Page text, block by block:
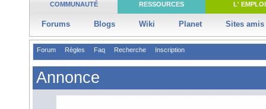
COMMUNAUTÉ RESSOURCES L' EMPLOI
Forums Blogs Wiki Planet Sites amis
Forum Règles Faq Recherche Inscription
Annonce